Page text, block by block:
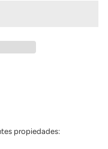
propiedades: